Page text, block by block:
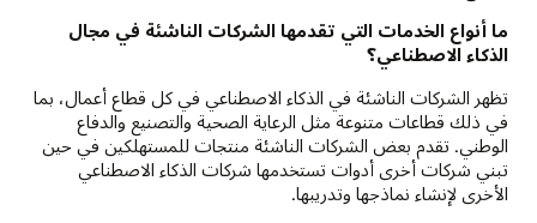
ما أنواع الخدمات التي تقدمها الشركات الناشئة في مجال
الذكاء الاصطناعي؟
تظهر الشركات الناشئة في الذكاء الاصطناعي في كل قطاع أعمال، بما
في ذلك قطاعات متنوعة مثل الرعاية الصحية والتصنيع والدفاع
الوطني. تقدم بعض الشركات الناشئة منتجات للمستهلكين في حين
تبني شركات أخرى أدوات تستخدمها شركات الذكاء الاصطناعي
الأخرى لإنشاء نماذجها وتدريبها.